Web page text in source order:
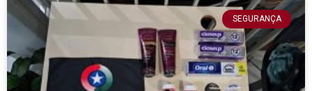
SEGURANÇA